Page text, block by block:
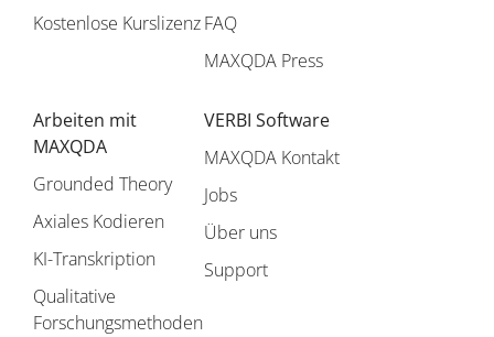
Kostenlose KurslizenzFAQ
MAXQDA Press
Arbeiten mit
MAXQDA
Grounded Theory
Axiales Kodieren
KI-Transkription
Qualitative
Forschungsmethoden
VERBI Software
MAXQDA Kontakt
Jobs
Über uns
Support